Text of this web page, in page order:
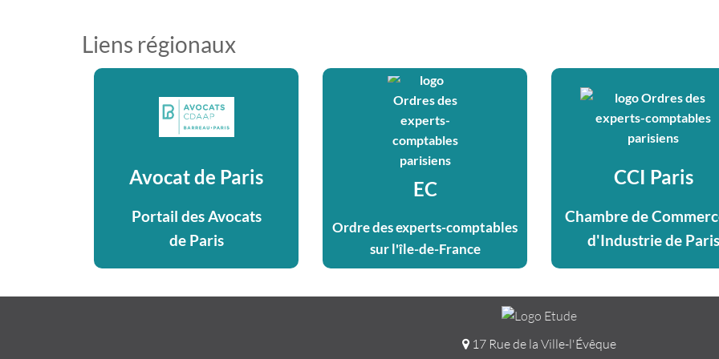
Liens régionaux
Avocat de Paris
Portail des Avocats
de Paris
EC
Ordre des experts-comptables
sur l'île-de-France
CCI Paris
Chambre de
d'Industrie de Paris
17 Rue de la Ville-l'Évêque